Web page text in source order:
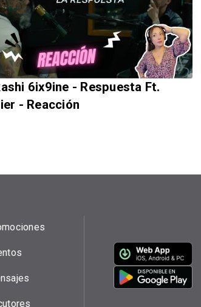
6ix9ine - Respuesta Ft.
Lenier - Reacción